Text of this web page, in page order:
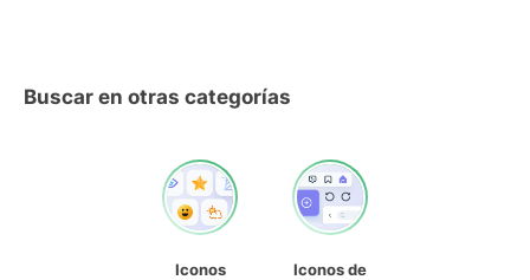
Buscar en otras categorías
Iconos
Iconos de